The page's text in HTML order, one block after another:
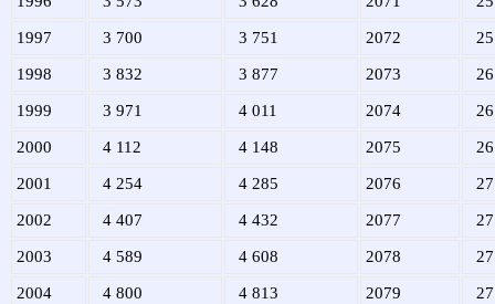
1997 3 700 3 751 2072
1998 3 832 3 877 2073
1999 3 971 4 011 2074
2000 4 112 4 148 2075
2001 4 254 4 285 2076
2002 4 407 4 432 2077
2003 4 589 4 608 2078
2004 4 800 4 813 2079